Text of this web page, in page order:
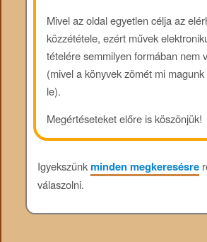
Mivel az oldal egyetlen célja az
közzététele, ezért művek
tételére semmilyen formában nem
(mivel a könyvek zömét mi
le).
Megértéseteket előre is köszönjük!
Igyekszünkminden megkeresésre
válaszolni.